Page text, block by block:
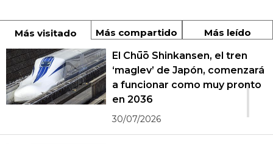
Más visitado Más compartido Más leído
1
El Chūō Shinkansen, el tren
‘maglev’ de Japón, comenzará
a funcionar como muy pronto
en 2036
30/07/2026